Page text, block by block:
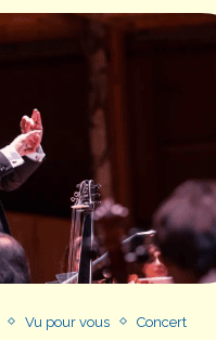
Vu pour vous Concert